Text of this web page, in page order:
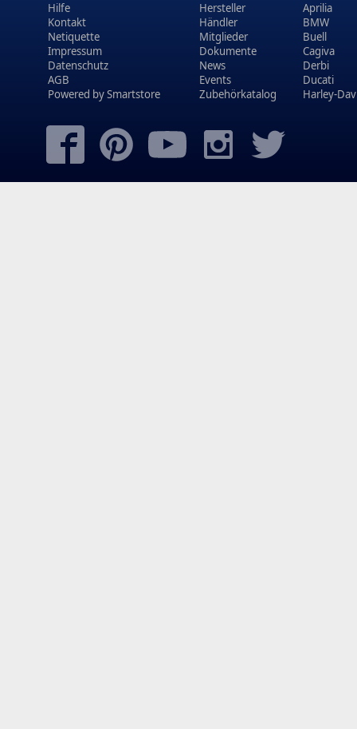
Hilfe
Kontakt
Netiquette
Impressum
Datenschutz
AGB
Powered bySmartstore
Hersteller
Händler
Mitglieder
Dokumente
News
Events
Zubehörkatalog
Aprilia
BMW
Buell
Cagiva
Derbi
Ducati
Harley-